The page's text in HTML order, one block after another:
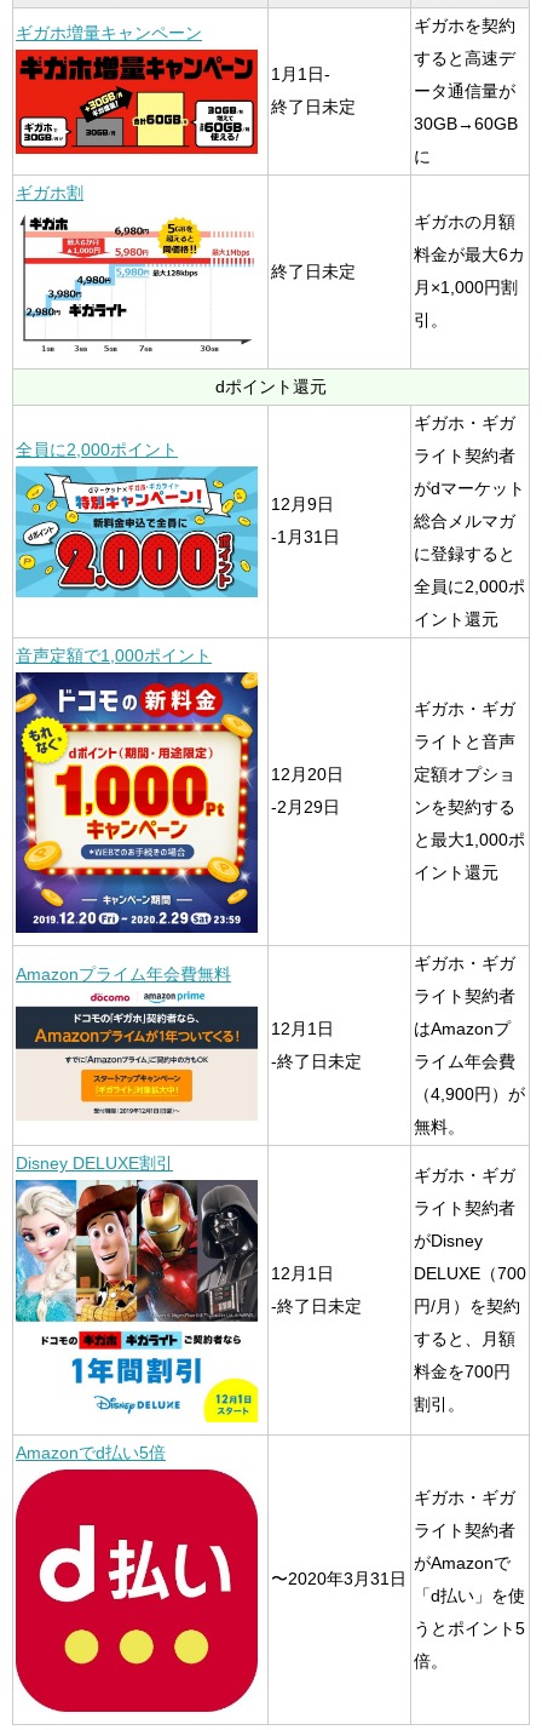
ギガホ増量キャンペーン
1月1日-
終了日未定
ギガホを契約
すると高速デ
ータ通信量が
30GB→60GB
に
ギガホ割
終了日未定
ギガホの月額
料金が最大6カ
月×1,000円割
引。
dポイント還元
全員に2,000ポイント
12月9日
-1月31日
ギガホ・ギガ
ライト契約者
がdマーケット
総合メルマガ
に登録すると
全員に2,000ポ
イント還元
音声定額で1,000ポイント
12月20日
-2月29日
ギガホ・ギガ
ライトと音声
定額オプショ
ンを契約する
と最大1,000ポ
イント還元
Amazonプライム年会費無料
12月1日
-終了日未定
ギガホ・ギガ
ライト契約者
はAmazonプ
ライム年会費
（4,900円）が
無料。
Disney DELUXE割引
12月1日
-終了日未定
ギガホ・ギガ
ライト契約者
がDisney
DELUXE（700
円/月）を契約
すると、月額
料金を700円
割引。
Amazonでd払い5倍
〜2020年3月31日
ギガホ・ギガ
ライト契約者
がAmazonで
「d払い」を使
うとポイント5
倍。